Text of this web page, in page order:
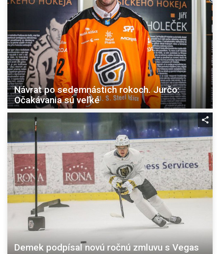
Návrat po sedemnástich rokoch. Jurčo:
Očakávania sú veľké
Demek podpísal novú ročnú zmluvu s Vegas